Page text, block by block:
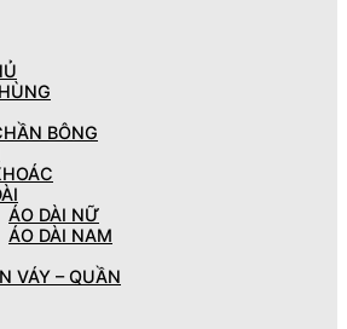
BÔNG
ÁO DÀI NỮ
ÁO DÀI NAM
VÁY – QUẦN